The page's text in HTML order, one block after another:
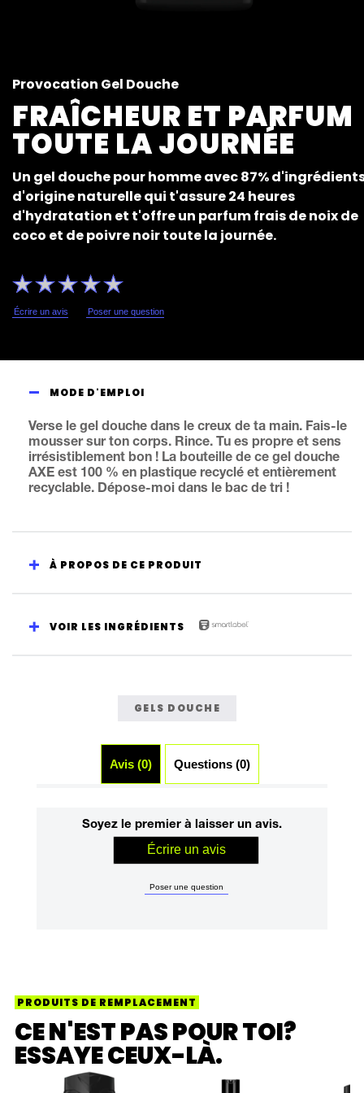
Provocation Gel Douche
FRAÎCHEUR ET PARFUM
TOUTE LA JOURNÉE
Un gel douche pour homme avec 87%
d'origine naturelle qui t'assure 24 heures
d'hydratation et t'offre un parfum frais de noix de
coco et de poivre noir toute la journée.
Aucune
évaluation
soumise
pour
ce
Écrire un avis Poser une question
MODE D'EMPLOI
Verse le gel douche dans le creux de ta main. Fais-le
mousser sur ton corps. Rince. Tu es propre et sens
irrésistiblement bon ! La bouteille de ce gel douche
AXE est 100 % en plastique recyclé et entièrement
recyclable. Dépose-moi dans le bac de tri !
À PROPOS DE CE PRODUIT
VOIR LES INGRÉDIENTS
GELS DOUCHE
Avis (0) Questions (0)
Soyez le premier à laisser un avis.
Écrire un avis
Poser une question
PRODUITS DE REMPLACEMENT
CE N'EST PAS POUR TOI?
ESSAYE CEUX-LÀ.